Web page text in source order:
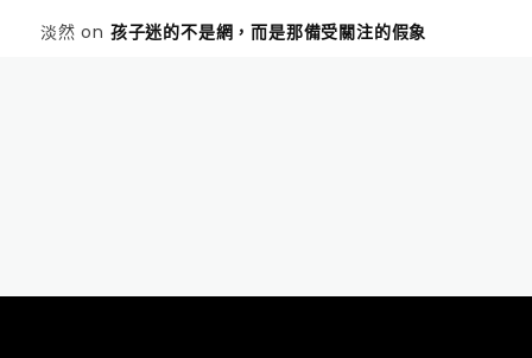
淡然 on 孩子迷的不是網，而是那備受關注的假象